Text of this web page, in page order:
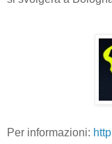
Per informazioni: